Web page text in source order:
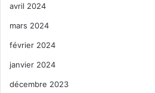
avril 2024
mars 2024
février 2024
janvier 2024
décembre 2023